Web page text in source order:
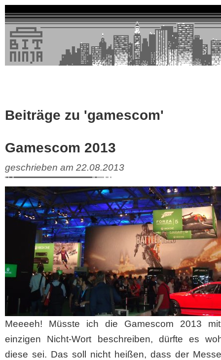
Beiträge zu 'gamescom'
Gamescom 2013
geschrieben am 22.08.2013
Meeeeh! Müsste ich die Gamescom 2013
einzigen Nicht-Wort beschreiben, dürfte es
diese sei. Das soll nicht heißen, dass der